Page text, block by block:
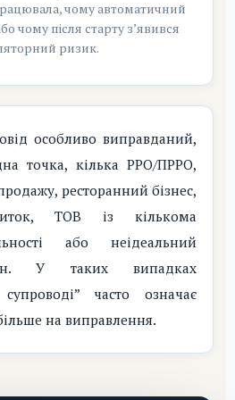
чому автоматичний
чому після старту з’явився
ризик.
особливо виправданий,
точка, кілька РРО/ПРРО,
ресторанний бізнес,
ТОВ із кількома
або неідеальний
У таких випадках
часто означає
на виправлення.